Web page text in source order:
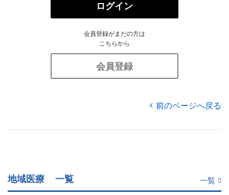
ログイン
会員登録がまだの方は
こちらから
会員登録
前のページへ戻る
地域医療 一覧 一覧